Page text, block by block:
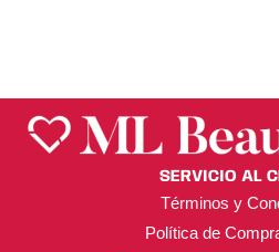
SERVICIO AL
Términos y
Política de